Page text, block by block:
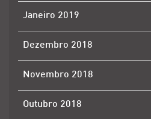
Janeiro 2019
Dezembro 2018
Novembro 2018
Outubro 2018